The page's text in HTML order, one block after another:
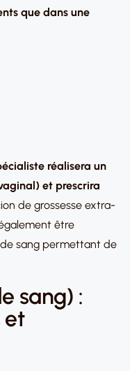
que dans une
réalisera un
et prescrira
de grossesse extra-
être
de sang permettant de
sang) :
et